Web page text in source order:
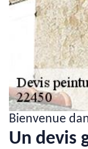
Bienvenue
Un devis